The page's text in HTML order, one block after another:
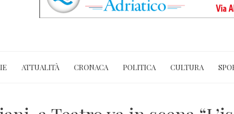
ATTUALITÀ CRONACA POLITICA CULTURA